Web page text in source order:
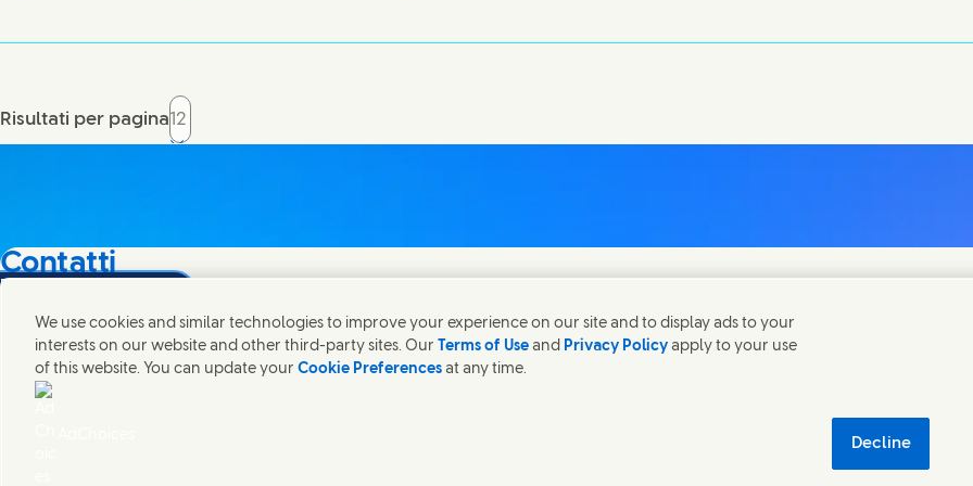
Risultati per pagina
Contatti
Mettiti in contatto con Unilever in tutto il mondo.
Contatti
We use cookies and similar technologies to improve your experience on our site and to display ads to your
interests on our website and other third-party sites. Our Terms of Use and Privacy Policy apply to your use
of this website. You can update your Cookie Preferences at any time.
Decline